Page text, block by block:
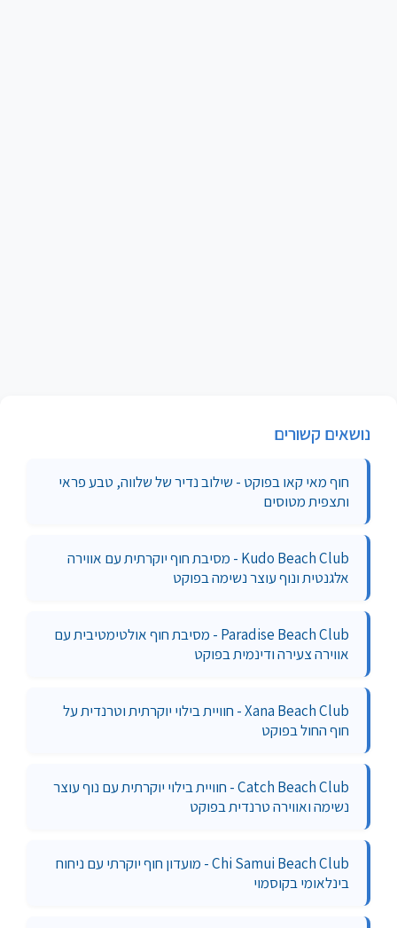
נושאים קשורים
חוף מאי קאו בפוקט - שילוב נדיר של שלווה, טבע פראי
ותצפית מטוסים
Kudo Beach Club - מסיבת חוף יוקרתית עם אווירה
אלגנטית ונוף עוצר נשימה בפוקט
Paradise Beach Club - מסיבת חוף אולטימטיבית עם
אווירה צעירה ודינמית בפוקט
Xana Beach Club - חוויית בילוי יוקרתית וטרנדית על
חוף החול בפוקט
Catch Beach Club - חוויית בילוי יוקרתית עם נוף עוצר
נשימה ואווירה טרנדית בפוקט
Chi Samui Beach Club - מועדון חוף יוקרתי עם ניחוח
בינלאומי בקוסמוי